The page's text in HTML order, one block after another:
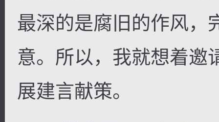
最深的是腐旧的作风，
意。所以，我就想着邀
展建言献策。